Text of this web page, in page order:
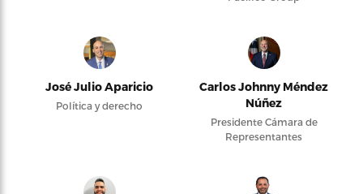
José Julio Aparicio
Política y derecho
Carlos Johnny Méndez
Núñez
Presidente Cámara de
Representantes